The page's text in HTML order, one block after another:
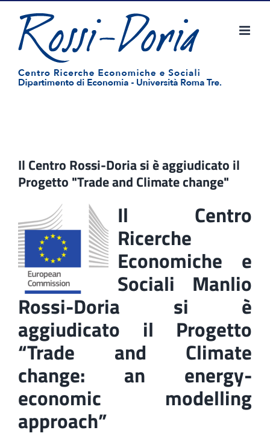
contenuto
Il Centro Rossi-Doria si è aggiudicato il
Progetto "Trade and Climate change"
Il Centro
Ricerche
Economiche e
Sociali Manlio
Rossi-Doria si è
aggiudicato il Progetto
“Trade and Climate
change: an energy-
economic modelling
approach”